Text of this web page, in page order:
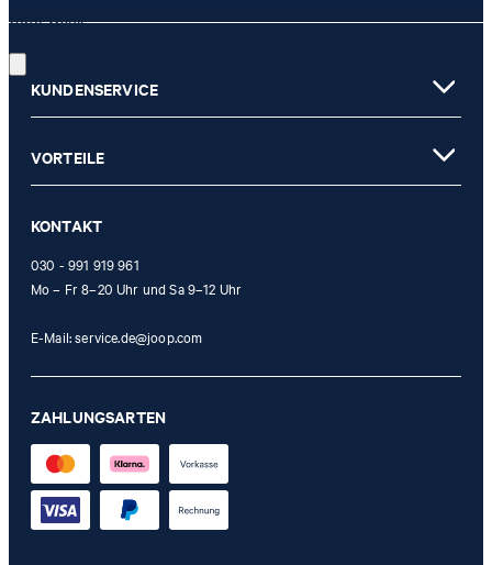
* Pflichtfeld
** Der Gutschein ist gültig ab einem Mindest-Kaufwert von 150 EUR
Stores eingelöst werden.
Gute Wahl!
KUNDENSERVICE
VORTEILE
KONTAKT
030 - 991 919 961
Mo – Fr 8–20 Uhr und Sa 9–12 Uhr
E-Mail:service.de@joop.com
ZAHLUNGSARTEN